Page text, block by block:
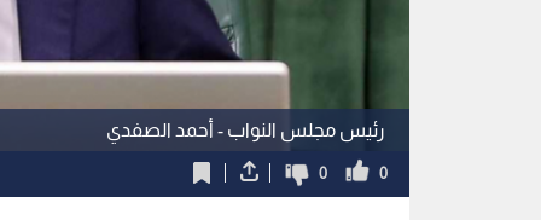
رئيس مجلس النواب - أحمد الصفدي
0
0